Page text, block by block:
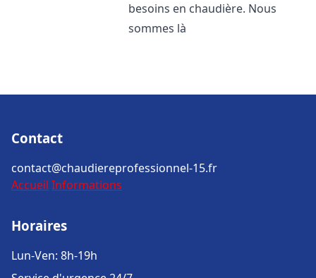
besoins en chaudière. Nous
sommes là
Contact
contact@chaudiereprofessionnel-15.fr
Accueil Informations
Horaires
Lun-Ven: 8h-19h